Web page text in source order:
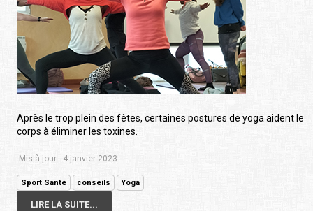
Après le trop plein des fêtes, certaines postures de yoga aident le
corps à éliminer les toxines.
Mis à jour : 4 janvier 2023
Sport Santé conseils Yoga
LIRE LA SUITE...